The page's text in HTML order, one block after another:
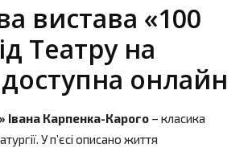
вистава «100
Театру на
онлайн
Івана Карпенка-Карого – класика
У п’єсі описано життя